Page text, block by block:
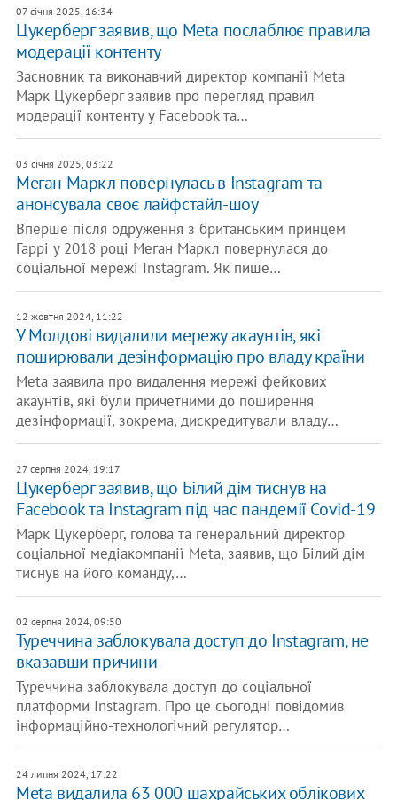
07 січня 2025, 16:34
Цукерберг заявив, що Meta послаблює правила
модерації контенту
Засновник та виконавчий директор компанії Meta
Марк Цукерберг заявив про перегляд правил
модерації контенту у Facebook та…
03 січня 2025, 03:22
Меган Маркл повернулась в Instagram та
анонсувала своє лайфстайл-шоу
Вперше після одруження з британським принцем
Гаррі у 2018 році Меган Маркл повернулася до
соціальної мережі Instagram. Як пише…
12 жовтня 2024, 11:22
​У Молдові видалили мережу акаунтів, які
поширювали дезінформацію про владу країни
Meta заявила про видалення мережі фейкових
акаунтів, які були причетними до поширення
дезінформації, зокрема, дискредитували владу…
27 серпня 2024, 19:17
Цукерберг заявив, що Білий дім тиснув на
Facebook та Instagram під час пандемії Covid-19
Марк Цукерберг, голова та генеральний директор
соціальної медіакомпанії Meta, заявив, що Білий дім
тиснув на його команду,…
02 серпня 2024, 09:50
Туреччина заблокувала доступ до Instagram, не
вказавши причини
Туреччина заблокувала доступ до соціальної
платформи Instagram. Про це сьогодні повідомив
інформаційно-технологічний регулятор…
24 липня 2024, 17:22
Meta видалила 63 000 шахрайських облікових